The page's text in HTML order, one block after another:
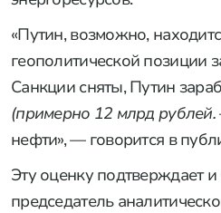
«Путин, возможно,
геополитической позиции
Санкции сняты, Путин
(примерно 12 млрд
нефти», — говорится в
Эту оценку подтверждает
председатель